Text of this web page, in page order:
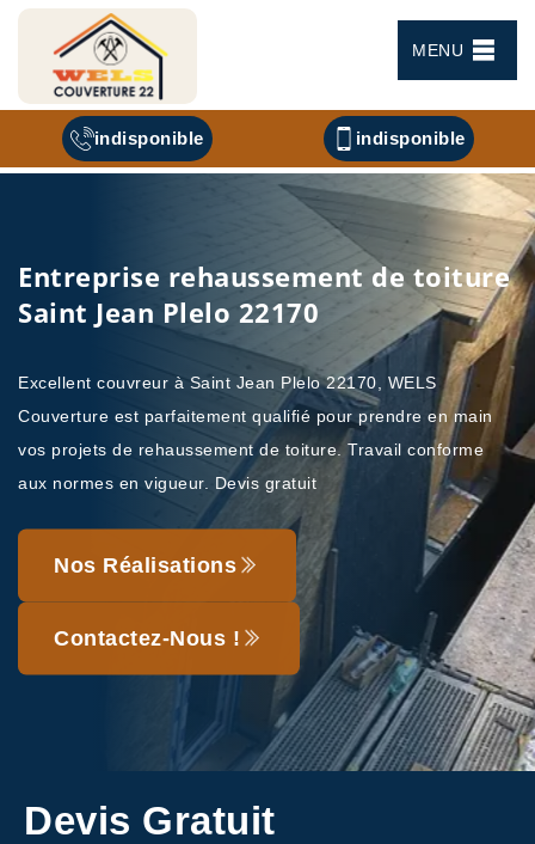
MENU
indisponible indisponible
Entreprise rehaussement de toiture
Saint Jean Plelo 22170
Excellent couvreur à Saint Jean Plelo 22170, WELS
Couverture est parfaitement qualifié pour prendre en main
vos projets de rehaussement de toiture. Travail conforme
aux normes en vigueur. Devis gratuit
Nos Réalisations
Contactez-Nous !
Devis Gratuit